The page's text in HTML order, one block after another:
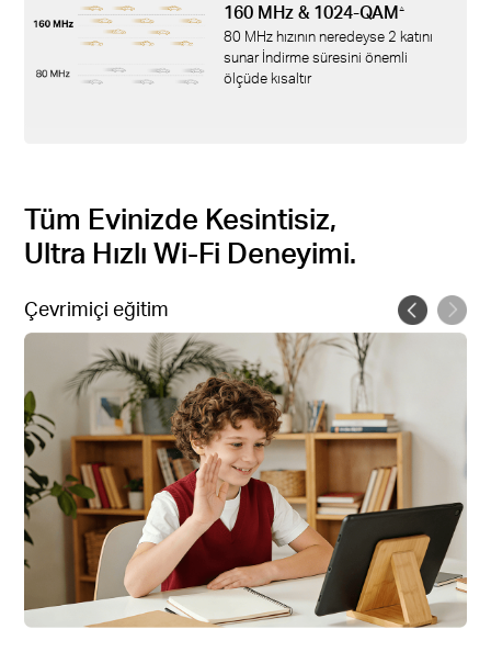
160 MHz & 1024-QAM△
80 MHz hızının neredeyse 2 katını
sunar İndirme süresini önemli
ölçüde kısaltır
Tüm Evinizde Kesintisiz,
Ultra Hızlı Wi-Fi Deneyimi.
Çevrimiçi eğitim